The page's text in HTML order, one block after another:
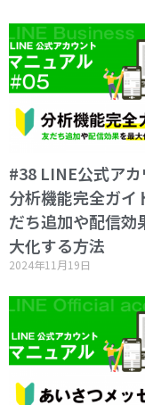
#38 LINE公式アカ
分析機能完全ガイ
だち追加や配信効
大化する方法
2024年11月19日